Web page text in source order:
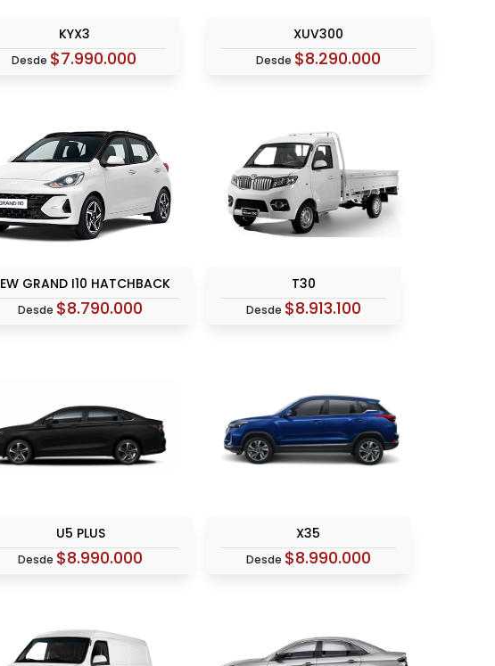
KYX3
Desde $7.990.000
XUV300
Desde $8.290.000
GRAND I10 HATCHBACK
Desde $8.790.000
T30
Desde $8.913.100
U5 PLUS
Desde $8.990.000
X35
Desde $8.990.000